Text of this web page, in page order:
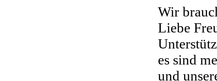
Wir
Liebe
es sind
und